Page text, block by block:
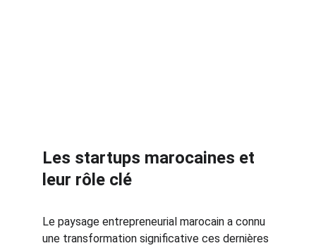
Les startups marocaines et
leur rôle clé
Le paysage entrepreneurial marocain a connu
une transformation significative ces dernières